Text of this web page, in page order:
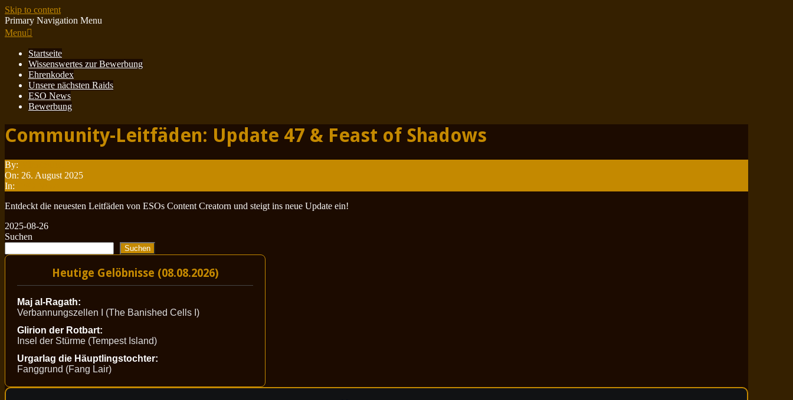
Skip to content
Primary Navigation Menu
Menu
Startseite
Wissenswertes zur Bewerbung
Ehrenkodex
Unsere nächsten Raids
ESO News
Bewerbung
Community-Leitfäden: Update 47 & Feast of Shadows
By:
On: 26. August 2025
In:
Entdeckt die neuesten Leitfäden von ESOs Content Creatorn und steigt ins neue Update ein!
2025-08-26
Suchen
Suchen
Heutige Gelöbnisse (08.08.2026)
Maj al-Ragath:
Verbannungszellen I (The Banished Cells I)
Glirion der Rotbart:
Insel der Stürme (Tempest Island)
Urgarlag die Häuptlingstochter:
Fanggrund (Fang Lair)